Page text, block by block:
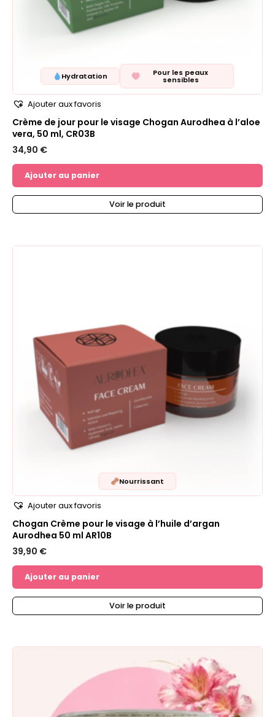
Hydratation Pour les peaux
sensibles
Ajouter aux favoris
Crème de jour pour le visage Chogan Aurodhea à l’aloe
vera, 50 ml, CR03B
34,90 €
Ajouter au panier
Voir le produit
Nourrissant
Ajouter aux favoris
Chogan Crème pour le visage à l’huile d’argan
Aurodhea 50 ml AR10B
39,90 €
Ajouter au panier
Voir le produit